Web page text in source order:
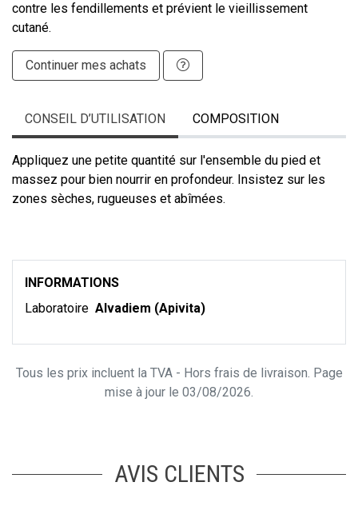
contre les fendillements et prévient le vieillissement
cutané.
Continuer mes achats
CONSEIL D’UTILISATION COMPOSITION
Appliquez une petite quantité sur l'ensemble du pied et
massez pour bien nourrir en profondeur. Insistez sur les
zones sèches, rugueuses et abîmées.
INFORMATIONS
Laboratoire Alvadiem (Apivita)
Tous les prix incluent la TVA - Hors frais de livraison. Page
mise à jour le 03/08/2026.
AVIS CLIENTS